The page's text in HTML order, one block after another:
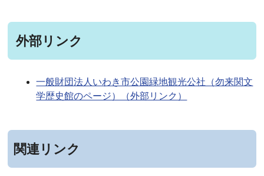
外部リンク
一般財団法人いわき市公園緑地観光公社（勿来関文
学歴史館のページ）（外部リンク）
関連リンク